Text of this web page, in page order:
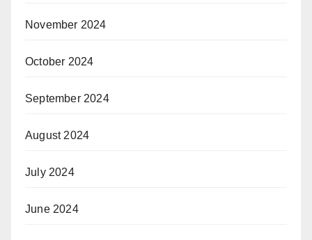
November 2024
October 2024
September 2024
August 2024
July 2024
June 2024